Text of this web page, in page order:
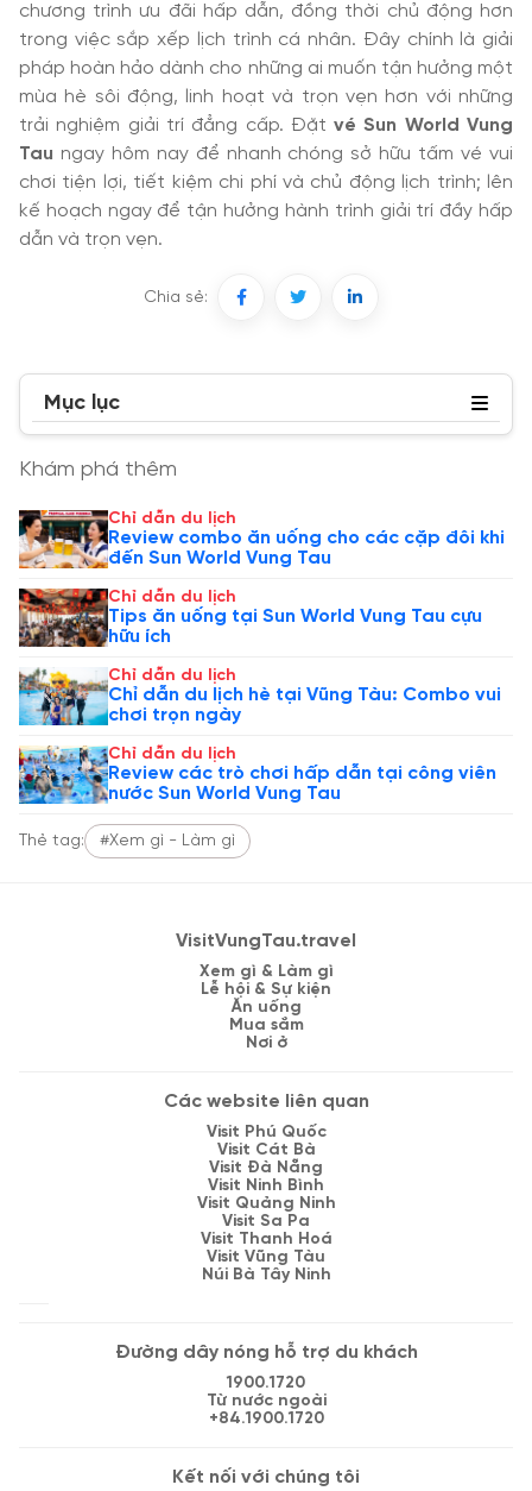
chương trình ưu đãi hấp dẫn, đồng thời chủ động hơn
trong việc sắp xếp lịch trình cá nhân. Đây chính là giải
pháp hoàn hảo dành cho những ai muốn tận hưởng một
mùa hè sôi động, linh hoạt và trọn vẹn hơn với những
trải nghiệm giải trí đẳng cấp. Đặtvé Sun World Vung
Tau ngay hôm nay để nhanh chóng sở hữu tấm vé vui
chơi tiện lợi, tiết kiệm chi phí và chủ động lịch trình; lên
kế hoạch ngay để tận hưởng hành trình giải trí đầy hấp
dẫn và trọn vẹn.
Chia sẻ:
Mục lục
Khám phá thêm
Chỉ dẫn du lịch
Review combo ăn uống cho các cặp đôi khi
đến Sun World Vung Tau
Chỉ dẫn du lịch
Tips ăn uống tại Sun World Vung Tau cựu
hữu ích
Chỉ dẫn du lịch
Chỉ dẫn du lịch hè tại Vũng Tàu: Combo vui
chơi trọn ngày
Chỉ dẫn du lịch
Review các trò chơi hấp dẫn tại công viên
nước Sun World Vung Tau
Thẻ tag: #Xem gì - Làm gì
VisitVungTau.travel
Xem gì & Làm gì
Lễ hội & Sự kiện
Ăn uống
Mua sắm
Nơi ở
Các website liên quan
Visit Phú Quốc
Visit Cát Bà
Visit Đà Nẵng
Visit Ninh Bình
Visit Quảng Ninh
Visit Sa Pa
Visit Thanh Hoá
Visit Vũng Tàu
Núi Bà Tây Ninh
Đường dây nóng hỗ trợ du khách
1900.1720
Từ nước ngoài
+84.1900.1720
Kết nối với chúng tôi